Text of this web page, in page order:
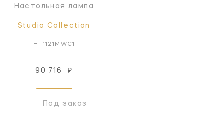
Настольная лампа
Studio Collection
HT1121MWC1
90 716 ₽
Под заказ